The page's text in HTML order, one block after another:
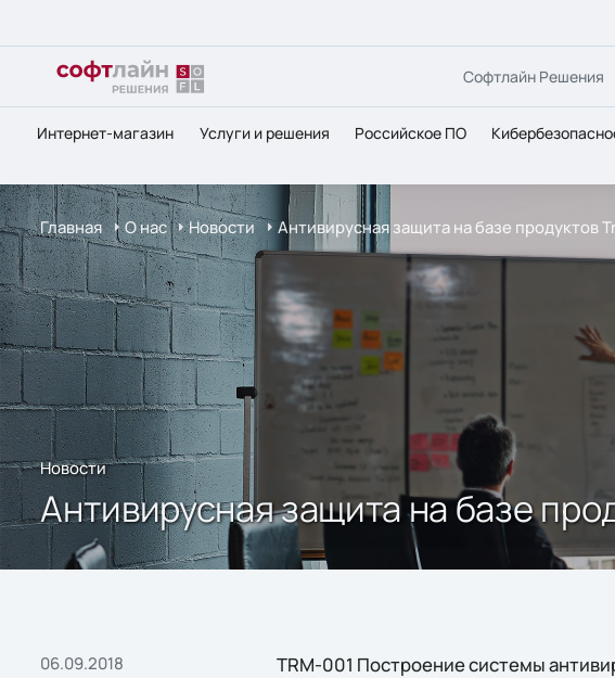
Софтлайн Решения
Интернет-магазин Услуги и решения Российское ПО
Главная О нас Новости Антивирусная защита на базе продуктов
Новости
Антивирусная защита на базе
06.09.2018 TRM-001 Построение системы